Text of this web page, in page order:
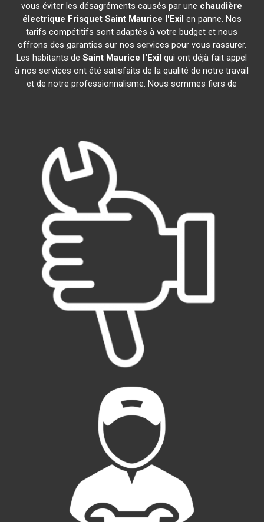
vous éviter les désagréments causés par une chaudière
électrique Frisquet Saint Maurice l'Exil en panne. Nos
tarifs compétitifs sont adaptés à votre budget et nous
offrons des garanties sur nos services pour vous rassurer.
Les habitants deSaint Maurice l'Exil qui ont déjà fait appel
à nos services ont été satisfaits de la qualité de notre travail
et de notre professionnalisme. Nous sommes fiers de